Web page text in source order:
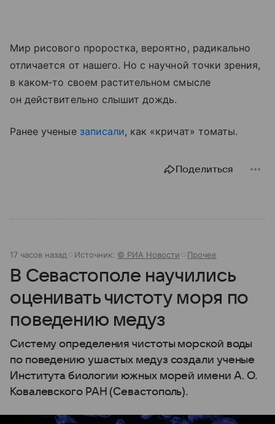
Мир рисового проростка, вероятно, радикально
отличается от нашего. Но с научной точки зрения,
в каком‑то своем растительном смысле
он действительно слышит дождь.
Ранее ученые записали, как «кричат» томаты.
Поделиться
17 часов назад Источник: © РИА Новости Прочее
В Севастополе научились
оценивать чистоту моря по
поведению медуз
Систему определения чистоты морской воды
по поведению ушастых медуз создали ученые
Института биологии южных морей имени А. О.
Ковалевского РАН (Севастополь).